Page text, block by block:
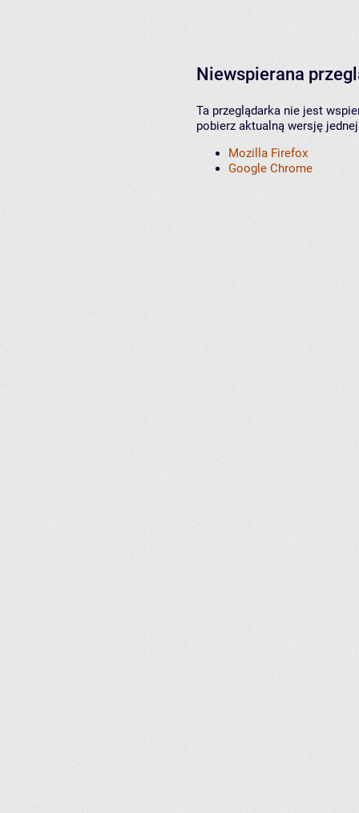
Niewspierana
Ta przeglądarka nie jest
pobierz aktualną wersję
Mozilla Firefox
Google Chrome